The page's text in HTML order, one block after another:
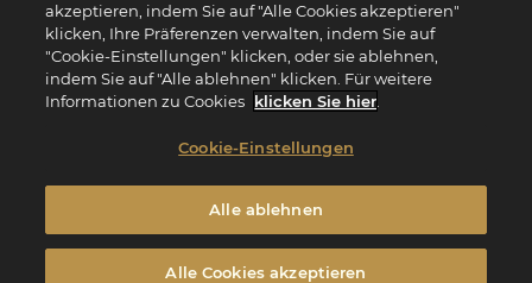
Das Logo “Certified B Corporation” (bzw. die Versionen in anderen Sprachen, wie
z.B. “Zertifizierte B Corporation”) wird von B Lab, einer privaten Non-Profit-
Organisation, an Unternehmen vergeben, die wie wir das B Impact Assessment
(“BIA”) erfolgreich abgeschlossen haben und die Anforderungen von B Lab an
soziale und ökologische Leistung, Verantwortung und Transparenz erfüllen. Es wird
darauf hingewiesen, dass B Lab weder eine Konformitätsbewertungsstelle im Sinne
der Verordnung (EU) Nr. 765/2008 noch eine nationale, europäische oder
ist. Die Kriterien des BIA sind eigenständig und unabhängig von den harmonisierten
Standards, die sich aus ISO-Normen oder anderen Normungsgremien ergeben, und
ratifiziert.
Cookie-Einstellungen
Allgemeine Geschäftsbedingungen
akzeptieren, indem Sie auf "Alle Cookies akzeptieren"
klicken, Ihre Präferenzen verwalten, indem Sie auf
"Cookie-Einstellungen" klicken, oder sie ablehnen,
indem Sie auf "Alle ablehnen" klicken. Für weitere
Informationen zu Cookies klicken Sie hier
Cookie-Einstellungen
Alle ablehnen
Alle Cookies akzeptieren